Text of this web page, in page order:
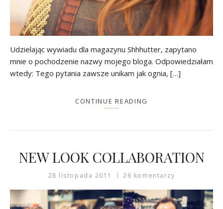
Udzielając wywiadu dla magazynu Shhhutter, zapytano
mnie o pochodzenie nazwy mojego bloga. Odpowiedziałam
wtedy: Tego pytania zawsze unikam jak ognia, […]
CONTINUE READING
NEW LOOK COLLABORATION
28 listopada 2011 26 komentarzy